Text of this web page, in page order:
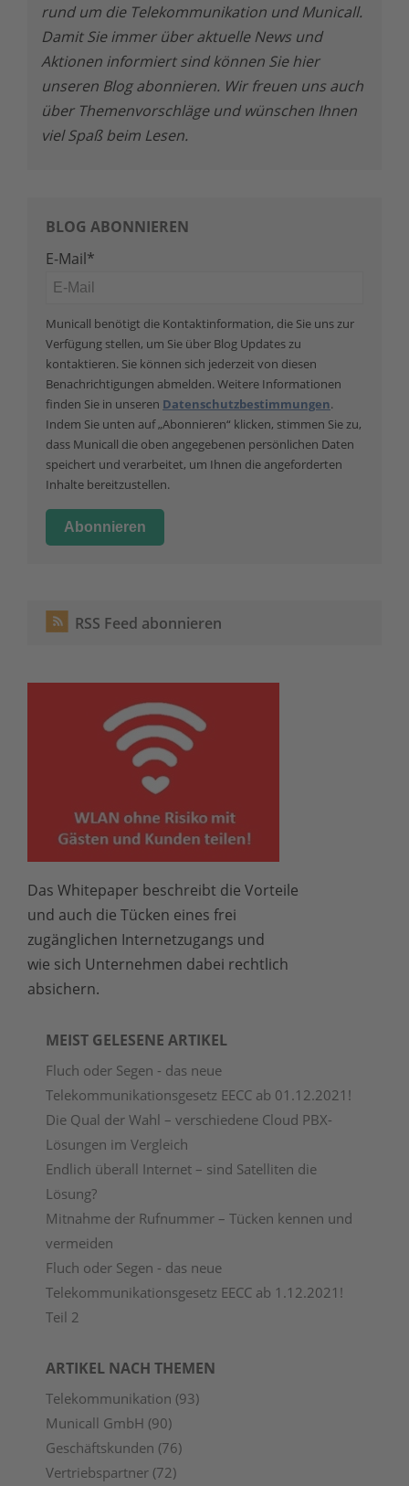
rund um die Telekommunikation und Municall.
Damit Sie immer über aktuelle News und
Aktionen informiert sind können Sie hier
unseren Blog abonnieren. Wir freuen uns auch
über Themenvorschläge und wünschen Ihnen
viel Spaß beim Lesen.
BLOG ABONNIEREN
E-Mail*
Municall benötigt die Kontaktinformation, die Sie uns zur
Verfügung stellen, um Sie über Blog Updates zu
kontaktieren. Sie können sich jederzeit von diesen
Benachrichtigungen abmelden. Weitere Informationen
finden Sie in unseren Datenschutzbestimmungen.
Indem Sie unten auf „Abonnieren“ klicken, stimmen Sie zu,
dass Municall die oben angegebenen persönlichen Daten
speichert und verarbeitet, um Ihnen die angeforderten
Inhalte bereitzustellen.
RSS Feed abonnieren
Das Whitepaper beschreibt die Vorteile
und auch die Tücken eines frei
zugänglichen Internetzugangs und
wie sich Unternehmen dabei rechtlich
absichern.
MEIST GELESENE ARTIKEL
Fluch oder Segen - das neue
Telekommunikationsgesetz EECC ab 01.12.2021!
Die Qual der Wahl – verschiedene Cloud PBX-
Lösungen im Vergleich
Endlich überall Internet – sind Satelliten die
Lösung?
Mitnahme der Rufnummer – Tücken kennen und
vermeiden
Fluch oder Segen - das neue
Telekommunikationsgesetz EECC ab 1.12.2021!
Teil 2
ARTIKEL NACH THEMEN
Telekommunikation (93)
Municall GmbH (90)
Geschäftskunden (76)
Vertriebspartner (72)